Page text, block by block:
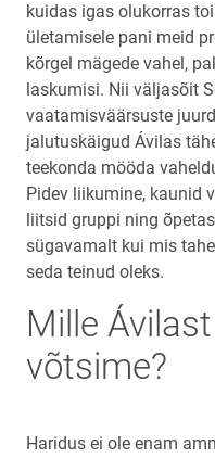
kuidas igas olukorras
ületamisele pani meid
kõrgel mägede vahel,
laskumisi. Nii väljasõit
vaatamisväärsuste
jalutuskäigud Ávilas
teekonda mööda
Pidev liikumine, kaunid
liitsid gruppi ning
sügavamalt kui mis
seda teinud oleks.
Mille
võtsime?
Haridus ei ole enam